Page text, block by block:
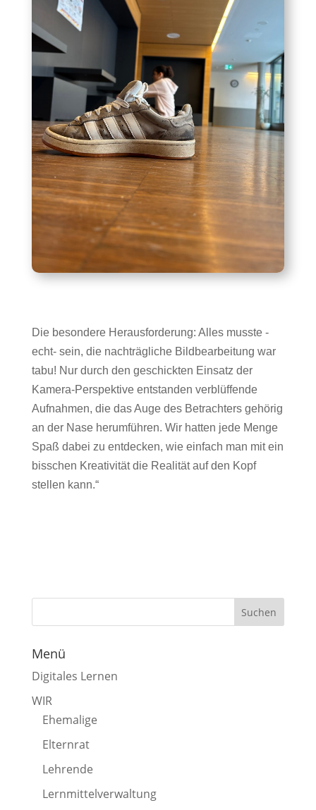
Die besondere Herausforderung: Alles musste -
echt- sein, die nachträgliche Bildbearbeitung war
tabu! Nur durch den geschickten Einsatz der
Kamera-Perspektive entstanden verblüffende
Aufnahmen, die das Auge des Betrachters gehörig
an der Nase herumführen. Wir hatten jede Menge
Spaß dabei zu entdecken, wie einfach man mit ein
bisschen Kreativität die Realität auf den Kopf
stellen kann.“
Menü
Digitales Lernen
WIR
Ehemalige
Elternrat
Lehrende
Lernmittelverwaltung